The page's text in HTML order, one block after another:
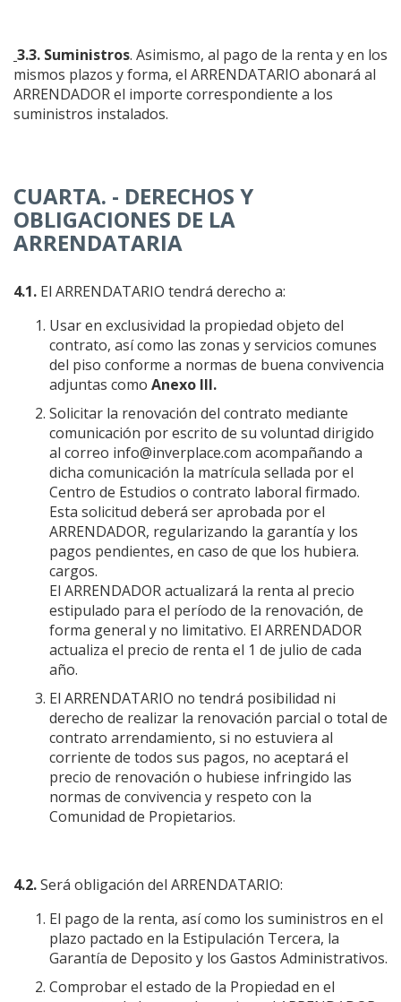
3.3. Suministros. Asimismo, al pago de la renta y en los
mismos plazos y forma, el ARRENDATARIO abonará al
ARRENDADOR el importe correspondiente a los
suministros instalados.
CUARTA. - DERECHOS Y
OBLIGACIONES DE LA
ARRENDATARIA
4.1. El ARRENDATARIO tendrá derecho a:
Usar en exclusividad la propiedad objeto del
contrato, así como las zonas y servicios comunes
del piso conforme a normas de buena convivencia
adjuntas como Anexo III.
Solicitar la renovación del contrato mediante
comunicación por escrito de su voluntad dirigido
al correo info@inverplace.com acompañando a
dicha comunicación la matrícula sellada por el
Centro de Estudios o contrato laboral firmado.
Esta solicitud deberá ser aprobada por el
ARRENDADOR, regularizando la garantía y los
pagos pendientes, en caso de que los hubiera.
cargos.
El ARRENDADOR actualizará la renta al precio
estipulado para el período de la renovación, de
forma general y no limitativo. El ARRENDADOR
actualiza el precio de renta el 1 de julio de cada
año.
El ARRENDATARIO no tendrá posibilidad ni
derecho de realizar la renovación parcial o total de
contrato arrendamiento, si no estuviera al
corriente de todos sus pagos, no aceptará el
precio de renovación o hubiese infringido las
normas de convivencia y respeto con la
Comunidad de Propietarios.
4.2.Será obligación del ARRENDATARIO:
El pago de la renta, así como los suministros en el
plazo pactado en la Estipulación Tercera, la
Garantía de Deposito y los Gastos Administrativos.
Comprobar el estado de la Propiedad en el